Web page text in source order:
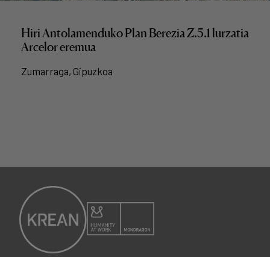
Hiri Antolamenduko Plan Berezia Z.5.1 lurzatia
Arcelor eremua
Zumarraga, Gipuzkoa